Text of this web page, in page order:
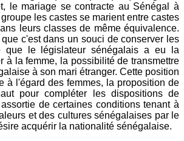
le mariage se contracte au Sénégal à
les castes se marient entre castes
leurs classes de même équivalence.
c'est dans un souci de conserver les
que le législateur sénégalais a eu la
à la femme, la possibilité de transmettre
à son mari étranger. Cette position
à l'égard des femmes, la proposition de
pour compléter les dispositions de
de certaines conditions tenant à
et des cultures sénégalaises par le
acquérir la nationalité sénégalaise.